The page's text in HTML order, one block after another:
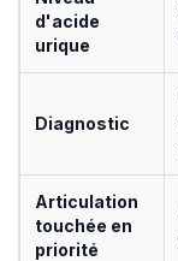
d'acide
urique
Diagnostic
Articulation
touchée en
priorité